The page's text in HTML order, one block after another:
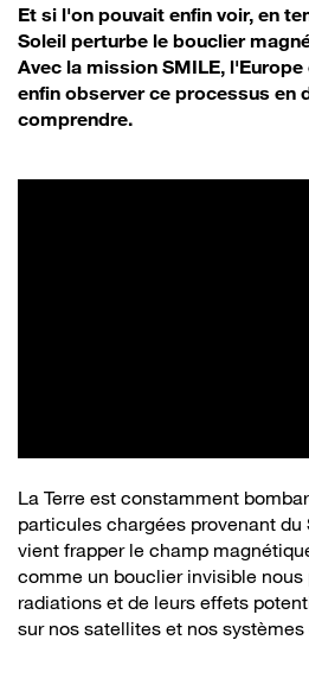
Et si l'on pouvait enfin voir, en
Soleil perturbe le bouclier
Avec la mission SMILE,
enfin observer ce processus en
comprendre.
La Terre est constamment
particules chargées provenant
vient frapper le champ
comme un bouclier invisible
radiations et de leurs effets
sur nos satellites et nos